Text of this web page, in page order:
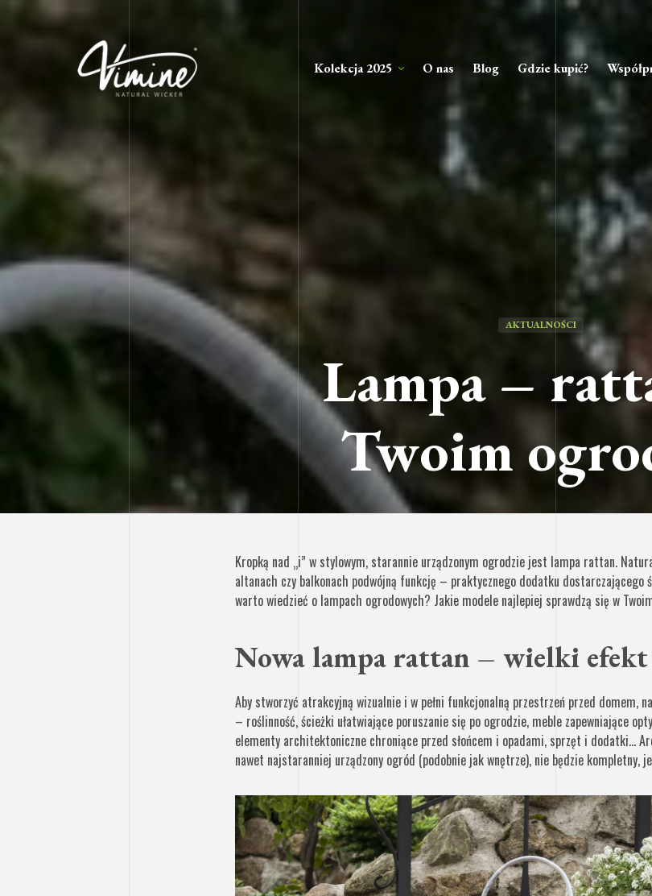
Kolekcja 2025 O nas Blog Gdzie kupić?
AKTUALNOŚCI
Lampa –
Twoim
Kropką nad „i” w stylowym, starannie urządzonym ogrodzie jest lampa rattan.
altanach czy balkonach podwójną funkcję – praktycznego dodatku dostarczającego
warto wiedzieć o lampach ogrodowych? Jakie modele najlepiej sprawdzą się w
Nowa lampa rattan – wielki
Aby stworzyć atrakcyjną wizualnie i w pełni funkcjonalną przestrzeń przed domem,
– roślinność, ścieżki ułatwiające poruszanie się po ogrodzie, meble zapewniające
elementy architektoniczne chroniące przed słońcem i opadami, sprzęt i dodatki…
nawet najstaranniej urządzony ogród (podobnie jak wnętrze), nie będzie kompletny,